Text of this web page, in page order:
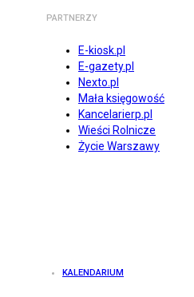
PARTNERZY
E-kiosk.pl
E-gazety.pl
Nexto.pl
Mała księgowość
Kancelarierp.pl
Wieści Rolnicze
Życie Warszawy
KALENDARIUM